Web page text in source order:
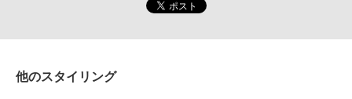
他のスタイリング